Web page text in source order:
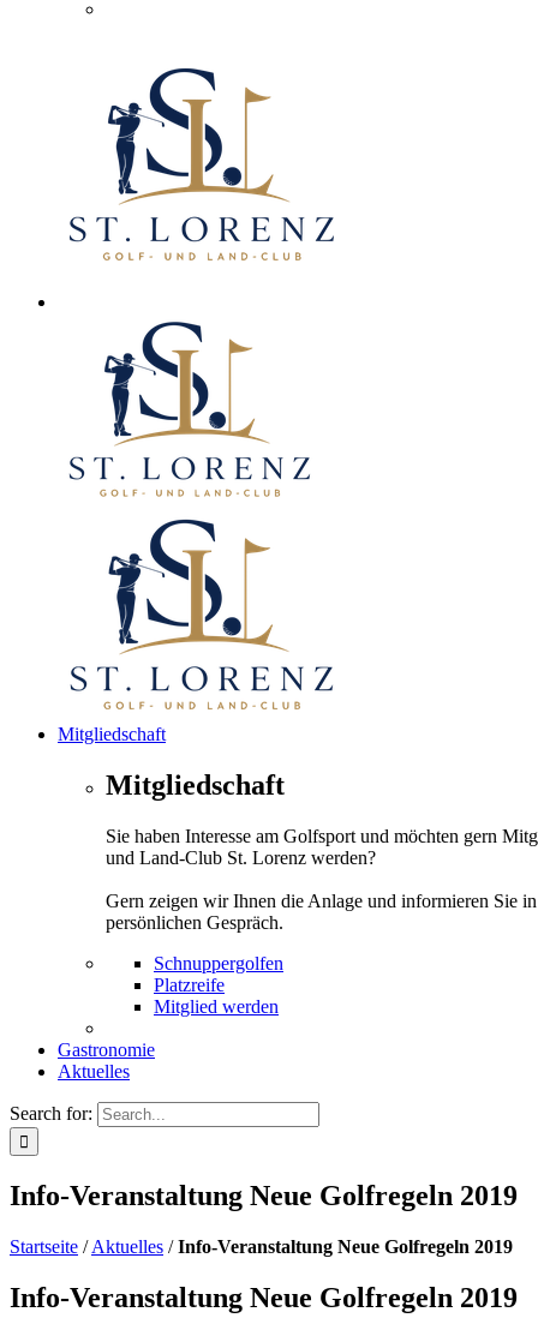
Mitgliedschaft
Mitgliedschaft
Sie haben Interesse am Golfsport und möchten gern
und Land-Club St. Lorenz werden?
Gern zeigen wir Ihnen die Anlage und informieren Sie
persönlichen Gespräch.
Schnuppergolfen
Platzreife
Mitglied werden
Gastronomie
Aktuelles
Search for:
Info-Veranstaltung Neue Golfregeln 2019
Startseite /Aktuelles /Info-Veranstaltung Neue Golfregeln 2019
Info-Veranstaltung Neue Golfregeln 2019